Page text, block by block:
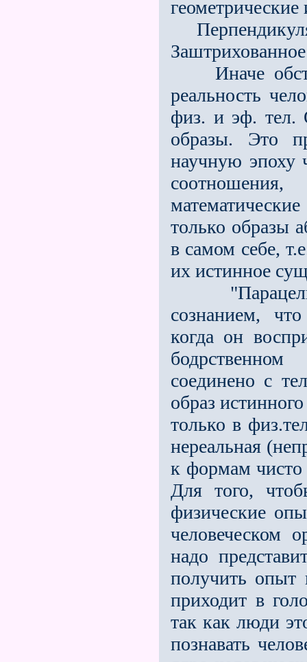
Иначе
реальность
физ. и эф. тел.
образы. Это
научную эпоху
только образы
в самом себе,
их истинное
"Парацельс
сознанием,
когда он
соединено с
образ
только в
нереальная
к формам чисто
Для того,
физические
человеческом
надо
получить опыт
приходит в
так как люди
познавать